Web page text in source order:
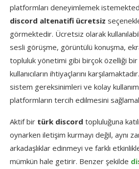
platformları deneyimlemek
discord altenatifi ücretsiz
görmektedir. Ücretsiz olarak
sesli görüşme, görüntülü konuşma,
topluluk yönetimi gibi birçok özelliği
kullanıcıların ihtiyaçlarını
sistem gereksinimleri ve kolay
platformların tercih edilmesini
Aktif bir türk discord topluluğuna
oynarken iletişim kurmayı değil, aynı
arkadaşlıklar edinmeyi ve farklı
mümkün hale getirir. Benzer şekilde